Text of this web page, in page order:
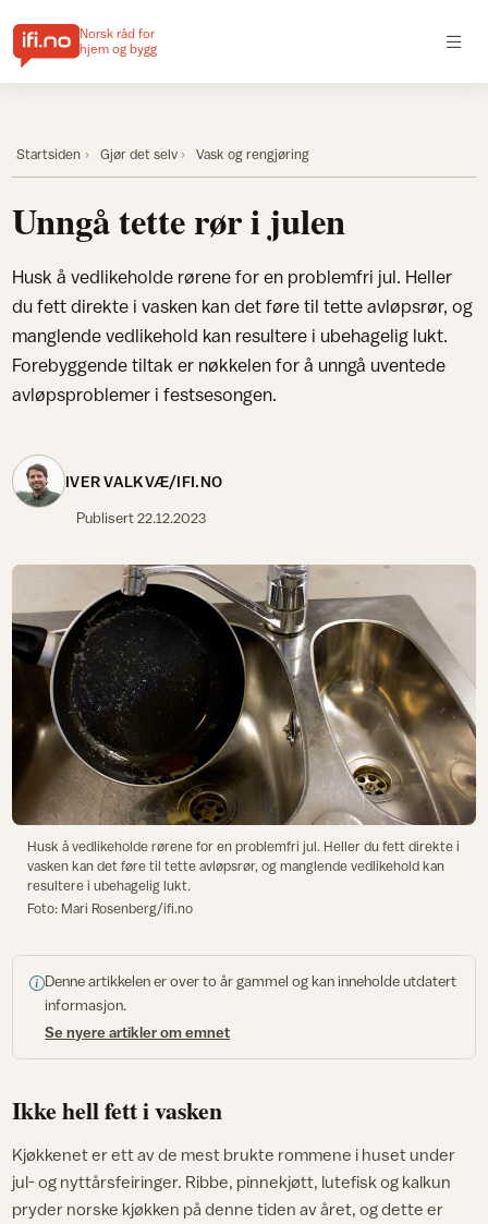
Norsk råd for
hjem og bygg
Startsiden Gjør det selv Vask og rengjøring
Unngå tette rør i julen
Husk å vedlikeholde rørene for en problemfri jul. Heller
du fett direkte i vasken kan det føre til tette avløpsrør, og
manglende vedlikehold kan resultere i ubehagelig lukt.
Forebyggende tiltak er nøkkelen for å unngå uventede
avløpsproblemer i festsesongen.
IVER VALKVÆ/IFI.NO
Publisert22.12.2023
Husk å vedlikeholde rørene for en problemfri jul. Heller du fett direkte i
vasken kan det føre til tette avløpsrør, og manglende vedlikehold kan
resultere i ubehagelig lukt.
Foto: Mari Rosenberg/ifi.no
Denne artikkelen er over to år gammel og kan inneholde utdatert
informasjon.
Se nyere artikler om emnet
Ikke hell fett i vasken
Kjøkkenet er ett av de mest brukte rommene i huset under
jul- og nyttårsfeiringer. Ribbe, pinnekjøtt, lutefisk og kalkun
pryder norske kjøkken på denne tiden av året, og dette er